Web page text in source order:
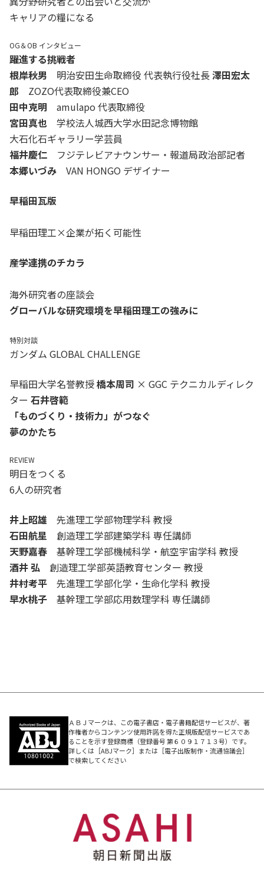
キャリアの糧になる
OG＆OB インタビュー
躍進する挑戦者
根岸秋男
明治安田生命取締役 代表執行役社長澤田宏太
郎
ZOZO代表取締役兼CEO
田中克明
amulapo 代表取締役
宮田真也
学校法人城西大学水田記念博物館
大石化石ギャラリー学芸員
福井慶仁
フジテレビアナウンサー・報道局政治部記者
本郷いづみ
VAN HONGO デザイナー
早稲田瓦版
早稲田理工×企業が拓く可能性
産学連携のチカラ
海外研究者の座談会
グローバルな研究環境を早稲田理工の強みに
特別対談
ガンダム GLOBAL CHALLENGE
早稲田大学名誉教授橋本周司 × GGC テクニカルディレク
ター 石井啓範
「ものづくり・技術力」がつなぐ
夢のかたち
REVIEW
明日をつくる
6人の研究者
井上昭雄
先進理工学部物理学科 教授
石田航星
創造理工学部建築学科 専任講師
天野嘉春
基幹理工学部機械科学・航空宇宙学科 教授
酒井 弘
創造理工学部英語教育センター 教授
井村考平
先進理工学部化学・生命化学科 教授
早水桃子
基幹理工学部応用数理学科 専任講師
ＡＢＪマークは、この電子書店・電子書籍配信サービスが、著
作権者からコンテンツ使用許諾を得た正規版配信サービスであ
ることを示す登録商標（登録番号 第６０９１７１３号）です。
詳しくは［ABJマーク］または［電子出版制作・流通協議会］
で検索してください